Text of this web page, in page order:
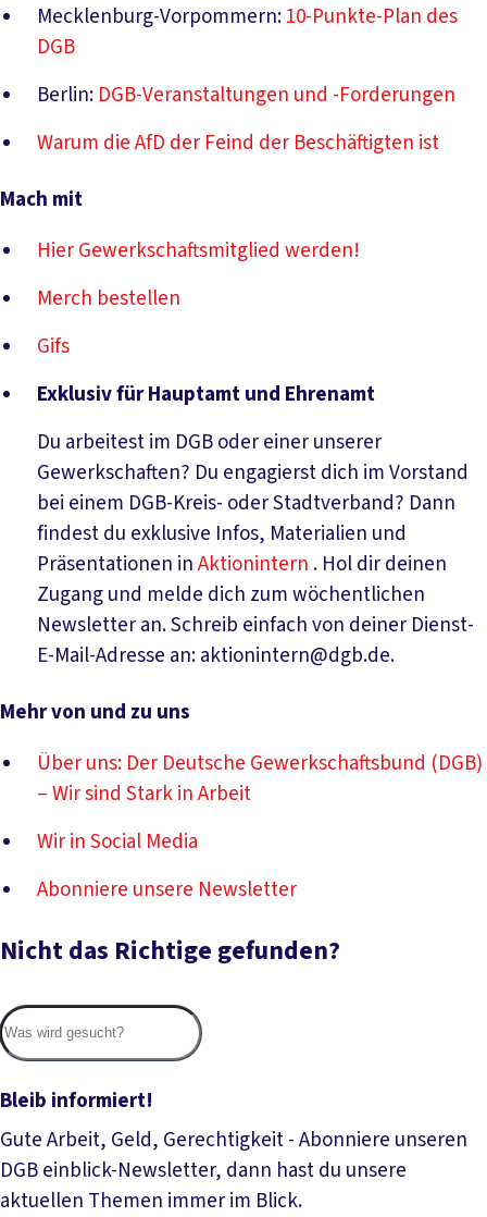
Mecklenburg-Vorpommern:10-Punkte-Plan des
DGB
Berlin: DGB-Veranstaltungen und -Forderungen
Warum die AfD der Feind der Beschäftigten ist
Mach mit
Hier Gewerkschaftsmitglied werden!
Merch bestellen
Gifs
Exklusiv für Hauptamt und Ehrenamt
Du arbeitest im DGB oder einer unserer
Gewerkschaften? Du engagierst dich im Vorstand
bei einem DGB-Kreis- oder Stadtverband? Dann
findest du exklusive Infos, Materialien und
Präsentationen inAktionintern . Hol dir deinen
Zugang und melde dich zum wöchentlichen
Newsletter an. Schreib einfach von deiner Dienst-
E-Mail-Adresse an: aktionintern@dgb.de.
Mehr von und zu uns
Über uns: Der Deutsche Gewerkschaftsbund (DGB)
– Wir sind Stark in Arbeit
Wir in Social Media
Abonniere unsere Newsletter
Nicht das Richtige gefunden?
Bleib informiert!
Gute Arbeit, Geld, Gerechtigkeit - Abonniere unseren
DGB einblick-Newsletter, dann hast du unsere
aktuellen Themen immer im Blick.